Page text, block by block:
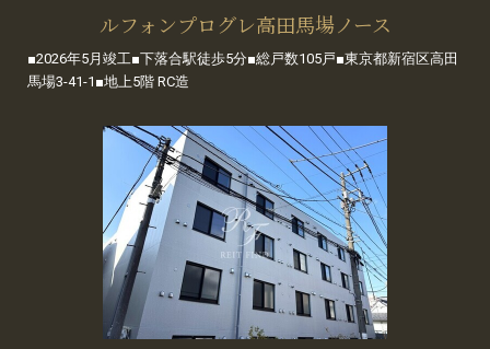
ルフォンプログレ高田馬場ノース
■2026年5月竣工■下落合駅徒歩5分■総戸数105戸■東京都新宿区高田
馬場3-41-1■地上5階 RC造